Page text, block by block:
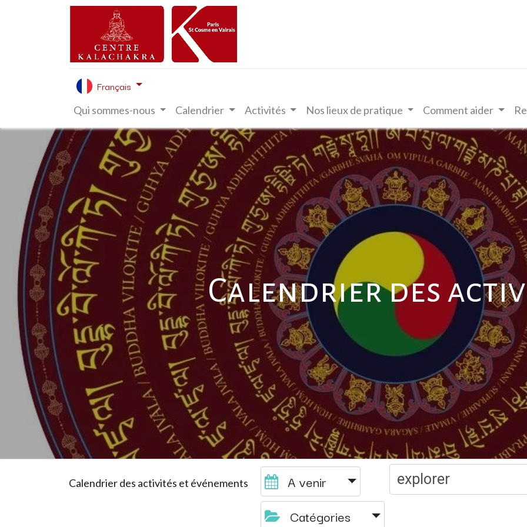
Français
Qui sommes-nous Calendrier Activités Nos lieux de pratique Comment aider
Calendrier des
Calendrier des activités et événements
A venir
Catégories